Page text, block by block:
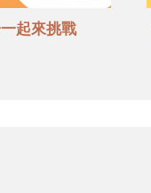
起來挑戰